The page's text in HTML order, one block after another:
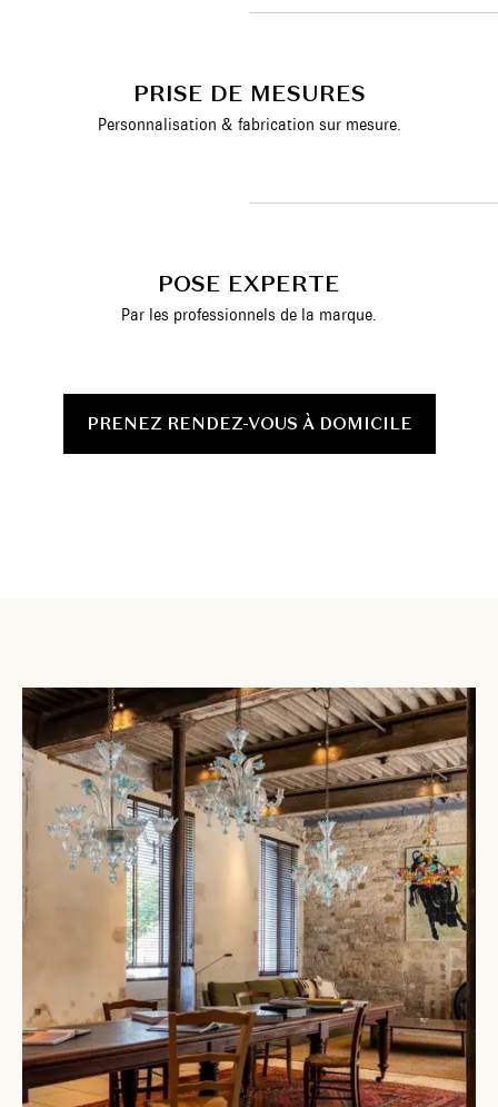
PRISE DE MESURES
Personnalisation & fabrication sur mesure.
POSE EXPERTE
Par les professionnels de la marque.
PRENEZ RENDEZ-VOUS À DOMICILE